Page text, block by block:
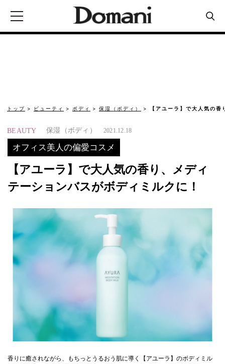
トップ ビューティ ボディ 保湿（ボディ） 【アユーラ】で大人気の
BEAUTY 保湿（ボディ） 2021.12.18
オフィス美人の偏愛コスメ
【アユーラ】で大人気の香り、メディ
テーションバスがボディミルクに！
香りに癒されながら、もちっとうるおう肌に導く【アユーラ】のボディミル